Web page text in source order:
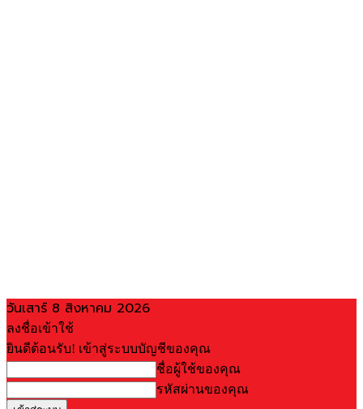
วันเสาร์ 8 สิงหาคม 2026
ลงชื่อเข้าใช้
ยินดีต้อนรับ! เข้าสู่ระบบบัญชีของคุณ
ชื่อผู้ใช้ของคุณ
รหัสผ่านของคุณ